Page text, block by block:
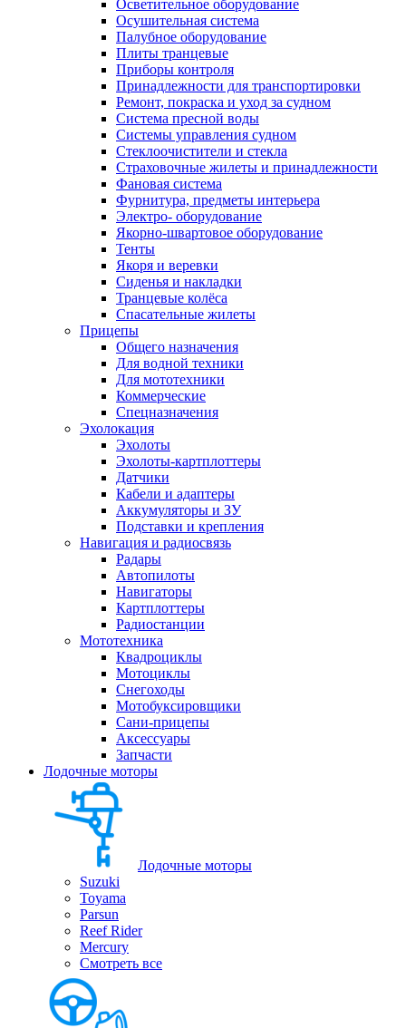
Осветительное оборудование
Осушительная система
Палубное оборудование
Плиты транцевые
Приборы контроля
Принадлежности для транспортировки
Ремонт, покраска и уход за судном
Система пресной воды
Системы управления судном
Стеклоочистители и стекла
Страховочные жилеты и принадлежности
Фановая система
Фурнитура, предметы интерьера
Электро- оборудование
Якорно-швартовое оборудование
Тенты
Якоря и веревки
Сиденья и накладки
Транцевые колёса
Спасательные жилеты
Прицепы
Общего назначения
Для водной техники
Для мототехники
Коммерческие
Спецназначения
Эхолокация
Эхолоты
Эхолоты-картплоттеры
Датчики
Кабели и адаптеры
Аккумуляторы и ЗУ
Подставки и крепления
Навигация и радиосвязь
Радары
Автопилоты
Навигаторы
Картплоттеры
Радиостанции
Мототехника
Квадроциклы
Мотоциклы
Снегоходы
Мотобуксировщики
Сани-прицепы
Аксессуары
Запчасти
Лодочные моторы
Лодочные моторы
Suzuki
Toyama
Parsun
Reef Rider
Mercury
Смотреть все